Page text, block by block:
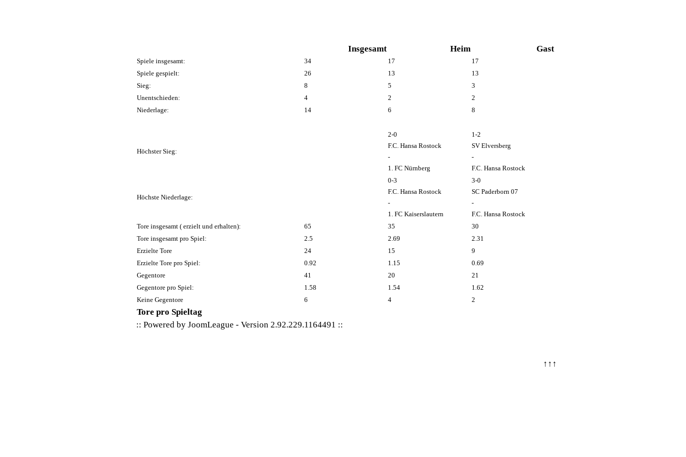
Insgesamt Heim Gast
Spiele insgesamt: 34 17
17
Spiele gespielt:
26 13
13
Sieg:
8 5
3
Unentschieden:
4 2
2
Niederlage:
14 6 8
Höchster Sieg:
2-0
F.C. Hansa Rostock
-
1. FC Nürnberg
1-2
SV Elversberg
-
F.C. Hansa Rostock
Höchste Niederlage:
0-3
F.C. Hansa Rostock
-
1. FC Kaiserslautern
3-0
SC Paderborn 07
-
F.C. Hansa Rostock
Tore insgesamt ( erzielt und erhalten):
65 35
30
Tore insgesamt pro Spiel:
2.5 2.69
2.31
Erzielte Tore
24 15
9
Erzielte Tore pro Spiel:
0.92 1.15
0.69
Gegentore
41 20
21
Gegentore pro Spiel:
1.58 1.54
1.62
Keine Gegentore
6 4 2
Tore pro Spieltag
:: Powered byJoomLeague -Version 2.92.229.1164491 ::
↑↑↑